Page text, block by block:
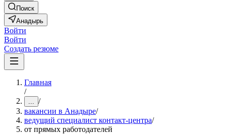
Поиск
Анадырь
Войти
Войти
Создать резюме
Главная
/
... /
вакансии в Анадыре/
ведущий специалист контакт-центра/
от прямых работодателей